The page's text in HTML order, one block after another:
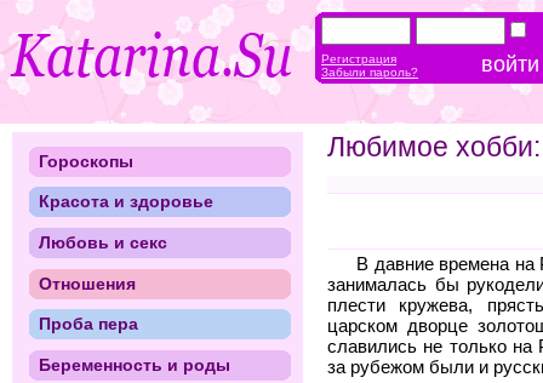
Любимое хобби:
В давние времена
занималась бы
плести кружева,
царском дворце
славились не только
за рубежом были и
Гороскопы
Красота и здоровье
Любовь и секс
Отношения
Проба пера
Беременность и роды
Регистрация
Забыли пароль?